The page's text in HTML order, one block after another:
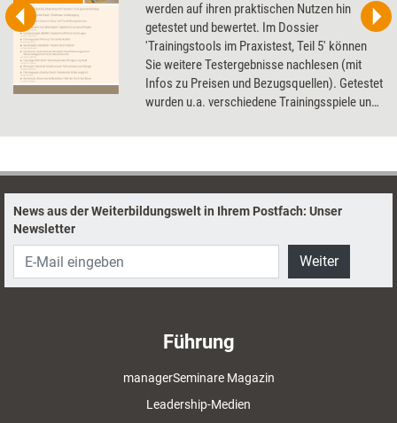
werden auf ihren praktischen Nutzen hin
getestet und bewertet. Im Dossier
'Trainingstools im Praxistest, Teil 5' können
Sie weitere Testergebnisse nachlesen (mit
Infos zu Preisen und Bezugsquellen). Getestet
wurden u.a. verschiedene Trainingsspiele und
Präsentationstool.
News aus der Weiterbildungswelt in Ihrem Postfach: Unser
Newsletter
Weiter
Führung
managerSeminare Magazin
Leadership-Medien